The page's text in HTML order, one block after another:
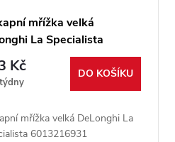
mřížka velká
La Specialista
Kč DO KOŠÍKU
mřížka velká DeLonghi La
6013216931